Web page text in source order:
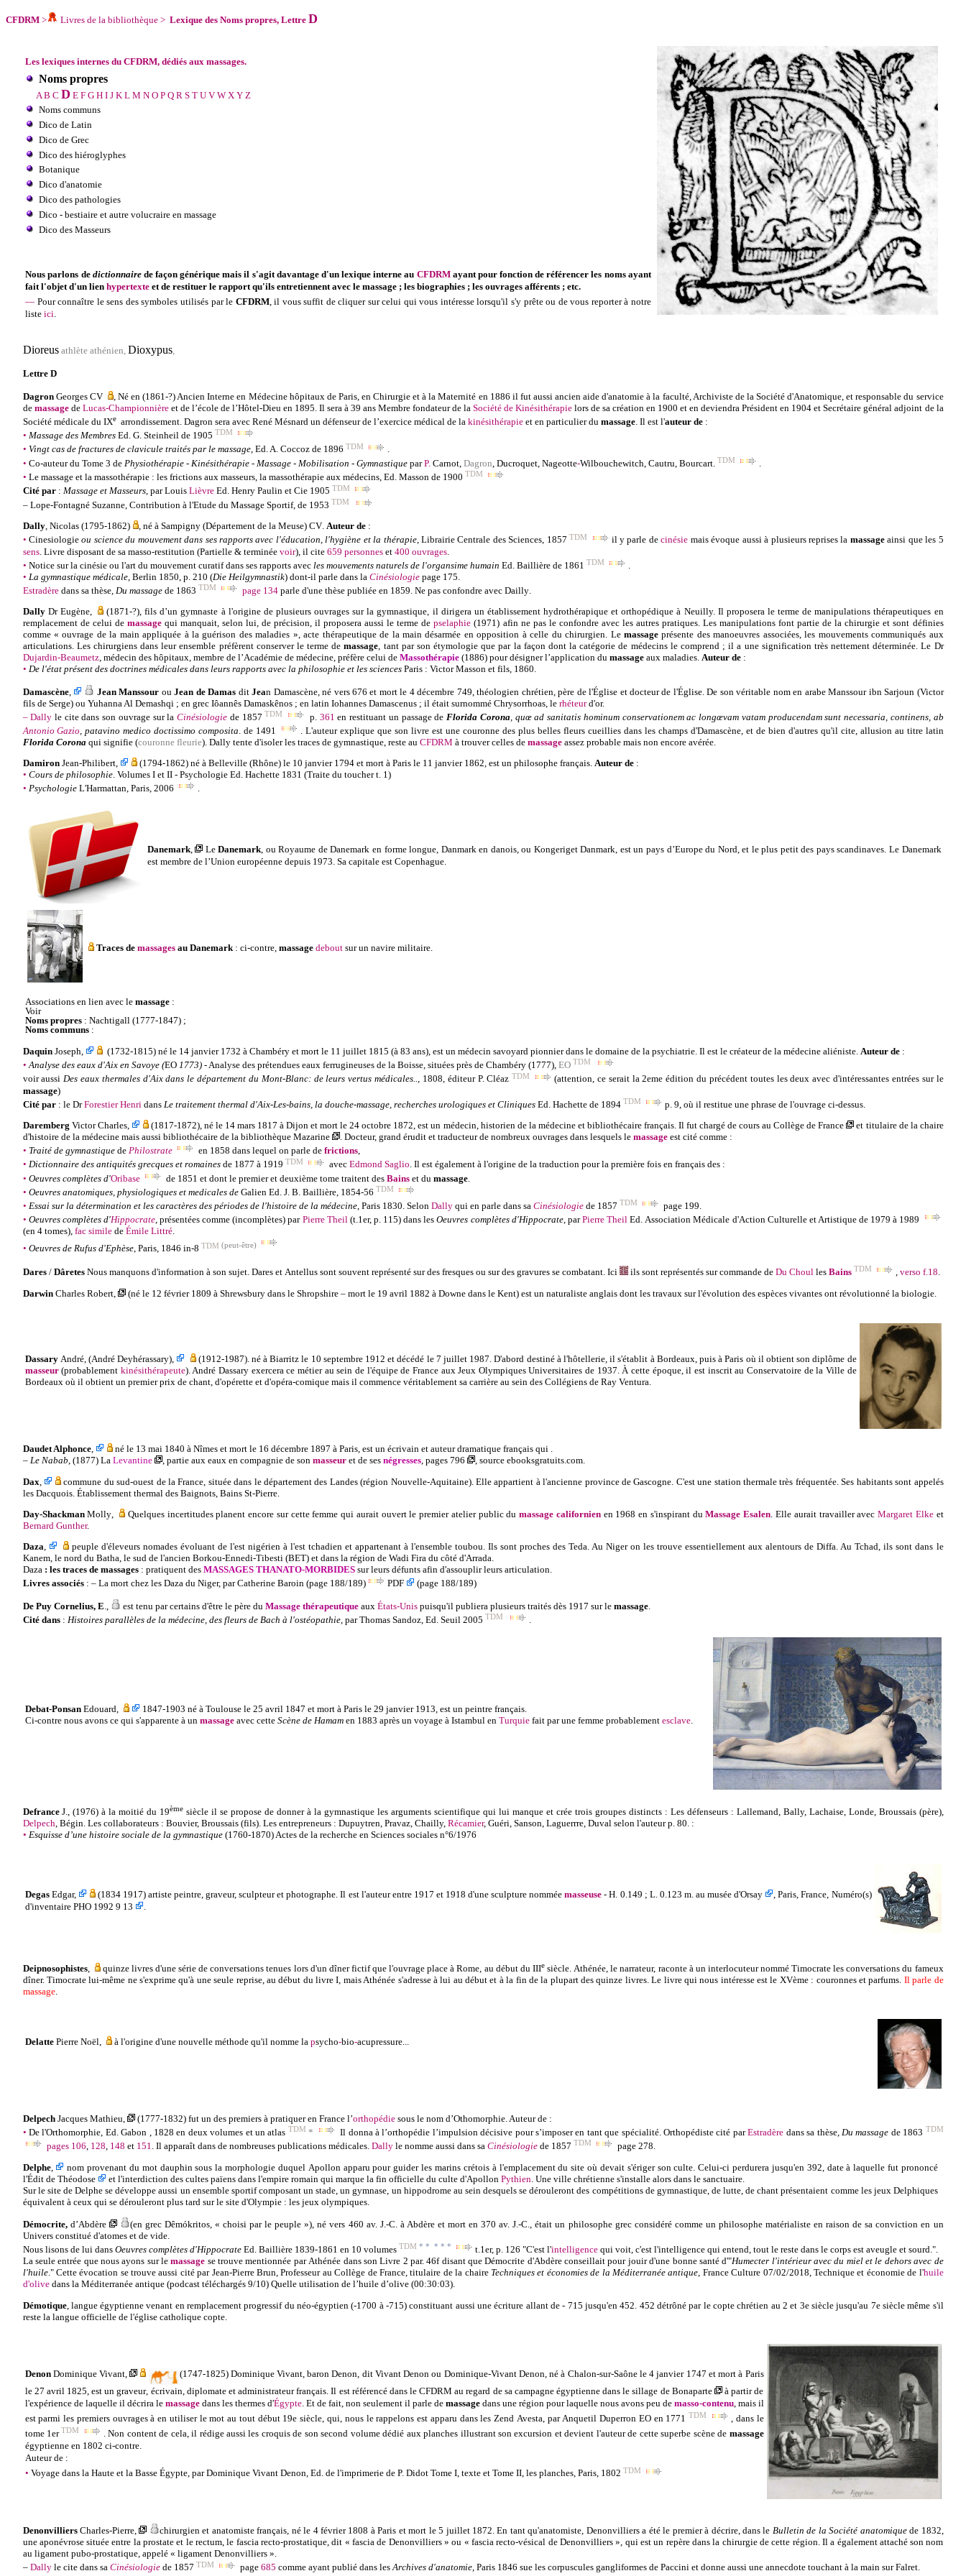
CFDRM > Livres de la bibliothèque > Lexique des Noms propres, Lettre D
Les lexiques internes du CFDRM, dédiés aux massages.
Noms propres
A B C D E F G H I J K L M N O P Q R S T U V W X Y Z
Noms communs
Dico de Latin
Dico de Grec
Dico des hiéroglyphes
Botanique
Dico d'anatomie
Dico des pathologies
Dico - bestiaire et autre volucraire en massage
Dico des Masseurs
Nous parlons de dictionnairede façon générique mais il s'agit davantage d'un lexique interne au CFDRMayant pour fonction de référencer les noms ayant
fait l'objet d'un lienhypertexte et de restituer le rapport qu'ils entretiennent avec le massage ; les biographies ; les ouvrages afférents ; etc.
— Pour connaître le sens des symboles utilisés par le CFDRM, il vous suffit de cliquer sur celui qui vous intéresse lorsqu'il s'y prête ou de vous reporter à notre
listeici.
Dioreusathlète athénien, Dioxypus,
Lettre D
Dagron Georges CV
, Né en (1861-?) Ancien Interne en Médecine hôpitaux de Paris, en Chirurgie et à la Maternité en 1886 il fut aussi ancien aide d'anatomie à la faculté, Archiviste de la Société d'Anatomique, et responsable du service
de massagede Lucas-Championnièreet de l’école de l’Hôtel-Dieu en 1895. Il sera à 39 ans Membre fondateur de laSociété de Kinésithérapie lors de sa création en 1900 et en deviendra Président en 1904 et Secrétaire général adjoint de la
Société médicale du IXearrondissement. Dagron sera avec René Mésnard un défenseur de l’exercice médical de la kinésithérapieet en particulier du massage. Il est l'auteur de:
• Massage des MembresEd. G. Steinheil de 1905 TDM
• Vingt cas de fractures de clavicule traités par le massage, Ed. A. Coccoz de 1896 TDM
.
• Co-auteur du Tome 3 de Physiothérapie - Kinésithérapie - Massage - Mobilisation - GymnastiqueparP. Carnot, Dagron , Ducroquet, Nageotte-Wilbouchewitch Cautru Bourcart. TDM
• Le massage et la massothérapie : les frictions aux masseurs, la massothérapie aux médecins, Ed. Masson de 1900 TDM
Cité par: Massage et Masseurs, parLouisLièvreEd. Henry Paulin et Cie 1905 TDM
– Lope-Fontagné Suzanne, Contribution à l'Etude du Massage Sportif, de 1953 TDM
Dally, Nicolas (1795-1862) , né à Sampigny (Département de la Meuse) CV. Auteur de:
• Cinesiologieou science du mouvement dans ses rapports avec l'éducation, l'hygiène et la thérapie, Librairie Centrale des Sciences, 1857 TDM il y parle decinésie mais évoque aussi à plusieurs reprises la massageainsi que les 5
sens. Livre disposant de sa masso-restitution (Partielle & terminée voir), il cite 659 personneset 400 ouvrages.
• Notice sur la cinésie ou l'art du mouvement curatif dans ses rapports avec les mouvements naturels de l'organsime humain Ed. Baillière de 1861 TDM
• La gymnastique médicale, Berlin 1850, p. 210 (Die Heilgymnastik) dont-il parle dans la Cinésiologiepage 175.
Estradèredans sa thèse, Du massagede 1863 TDM page 134parle d'une thèse publiée en 1859. Ne pas confondre avec Dailly.
DallyDr Eugène,
(1871-?), fils d’un gymnaste à l'origine de plusieurs ouvrages sur la gymnastique, il dirigera un établissement hydrothérapique et orthopédique à Neuilly. Il proposera le terme de manipulations thérapeutiques en
remplacement de celui de massagequi manquait, selon lui, de précision, il proposera aussi le terme depselaphie (1971) afin ne pas le confondre avec les autres pratiques. Les manipulations font partie de la chirurgie et sont définies
comme « ouvrage de la main appliquée à la guérison des maladies », acte thérapeutique de la main désarmée en opposition à celle du chirurgien. Le massageprésente des manoeuvres associées, les mouvements communiqués aux
articulations. Les chirurgiens dans leur ensemble préfèrent conserver le terme demassage, tant par son étymologie que par la façon dont la catégorie de médecins le comprend ; il a une signification très nettement déterminée. Le Dr
Dujardin-Beaumetz, médecin des hôpitaux, membre de l’Académie de médecine, préfère celui de Massothérapie(1886) pour désigner l’application du massageaux maladies. Auteur de:
• De l'état présent des doctrines médicales dans leurs rapports avec la philosophie et les sciencesParis : Victor Masson et fils, 1860.
Damascène, Jean Manssour ouJean de Damas ditJean Damascène, né vers 676 et mort le 4 décembre 749, théologien chrétien, père de l'Église et docteur de l'Église. De son véritable nom en arabe Manssour ibn Sarjoun (Victor
fils de Serge) ou Yuhanna Al Demashqi ; en grec Iôannês Damaskênos ; en latin Iohannes Damascenus ; il était surnommé Chrysorrhoas, le rhéteurd'or.
– Dally le citedans son ouvrage sur laCinésiologie de 1857 TDM p. 361 en restituant un passage deFlorida Corona, quœ ad sanitatis hominum conservationem ac longœvam vatam producendam sunt necessaria, continens, ab
Antonio Gazio, patavino medico doctissimo composita. de 1491 . L'auteur explique que son livre est une couronne des plus belles fleurs cueillies dans les champs d'Damascène, et de bien d'autres qu'il cite, allusion au titre latin
Florida Coronaqui signifie (couronne fleurie). Dally tente d'isoler les traces de gymnastique, reste au CFDRM à trouver celles de massageassez probable mais non encore avérée.
Damiron Jean-Philibert, (1794-1862) né àBelleville (Rhône) le 10 janvier 1794 et mort à Paris le 11 janvier 1862, est un philosophe français. Auteur de:
• Cours de philosophie. Volumes I et II - Psychologie Ed. Hachette 1831 (Traite du toucher t. 1)
• PsychologieL'Harmattan, Paris, 2006 .
Danemark, LeDanemark , ouRoyaume de Danemark en forme longue, Danmark en danois, ou Kongeriget Danmark, est un pays d’Europe du Nord, et le plus petit des pays scandinaves. Le Danemark
est membre de l’Union européenne depuis 1973. Sa capitale est Copenhague.
Traces de massagesau Danemark : ci-contre, massage deboutsur un navire militaire.
Associations en lien avec le massage:
Voir
Noms propres: Nachtigall (1777-1847) ;
Noms communs:
Daquin Joseph, (1732-1815) né le 14 janvier 1732 à Chambéry et mort le 11 juillet 1815 (à 83 ans), est un médecin savoyard pionnier dans le domaine de la psychiatrie. Il est le créateur de la médecine aliéniste. Auteur de :
• Analyse des eaux d'Aix en Savoye (EO 1773)- Analyse des prétendues eaux ferrugineuses de la Boisse, situées près de Chambéry (1777), EO TDM
voir aussiDes eaux thermales d'Aix dans le département du Mont-Blanc: de leurs vertus médicales.., 1808, éditeur P. Cléaz TDM
(attention, ce serait la 2eme édition du précédent toutes les deux avec d'intéressantes entrées sur le
massage)
Cité par: le DrForestier Henridans Le traitement thermal d'Aix-Les-bains, la douche-massage, recherches urologiques et CliniquesEd. Hachette de 1894 TDM
p. 9, où il restitue une phrase de l'ouvrage ci-dessus.
Daremberg VictorCharles, (1817-1872), né le 14 mars 1817 à Dijon et mort le 24 octobre 1872, est un médecin, historien de la médecine et bibliothécaire français. Il fut chargé de cours auCollège de France
et titulaire de la chaire
d'histoire de la médecinemais aussi bibliothécaire de la bibliothèque Mazarine . Docteur, grand érudit et traducteur de nombreux ouvrages dans lesquels le massageest cité comme :
• Traité de gymnastiquede Philostrate en 1858 dans lequel on parle de frictions,
• Dictionnaire des antiquités grecques et romainesde 1877 à 1919 TDM avec Edmond Saglio. Il est également à l'origine de la traduction pour la première fois en français des :
• Oeuvres complètes d'Oribase de 1851 et dont le premier et deuxième tome traitent des Bainset du massage.
• Oeuvres anatomiques, physiologiques et medicales de GalienEd. J. B. Baillière, 1854-56 TDM
• Essai sur la détermination et les caractères des périodes de l'histoire de la médecine, Paris 1830. Selon Dallyqui en parle dans sa Cinésiologiede 1857 TDM page 199.
• Oeuvres complètes d'Hippocrate, présentées comme (incomplètes) par Pierre Theil(t.1er, p. 115)dans lesOeuvres complètes d'Hippocrate, parPierre Theil Ed.Association Médicale d'Action Culturelle et Artistique de 1979 à 1989
(en 4 tomes), fac similede Émile Littré.
• Oeuvres de Rufus d'Ephèse, Paris, 1846 in-8 TDM (peut-être)
Dares/ DâretesNous manquons d'information à son sujet. Dares et Antellussont souvent représenté sur des fresques ou sur des gravures se combatant. Ici ils sont représentés sur commande de Du Choulles Bains TDM , verso f.18.
Darwin Charles Robert, (né le 12 février 1809 à Shrewsbury dans le Shropshire – mort le 19 avril 1882 à Downe dans le Kent) est un naturaliste anglais dont les travaux sur l'évolution des espèces vivantes ont révolutionné la biologie.
Dassary André, (André Deyhérassary), (1912-1987). né à Biarritz le 10 septembre 1912 et décédé le 7 juillet 1987. D'abord destiné à l'hôtellerie, ils'établit à Bordeaux, puis à Paris où il obtient son diplôme de
masseur(probablement kinésithérapeute). André Dassary exercera ce métier au sein de l'équipe de France aux Jeux Olympiques Universitaires de 1937. À cette époque, il est inscrit au Conservatoire de la Ville de
Bordeaux où il obtient un premier prix de chant, d'opérette et d'opéra-comique mais il commence véritablement sa carrière au sein des Collégiens de Ray Ventura.
Daudet Alphonce,
né le 13 mai 1840 à Nîmes et mort le 16 décembre 1897 à Paris, est un écrivain et auteur dramatique français qui .
– Le Nabab, (1877) La Levantine , partie aux eaux en compagnie de son masseuret de ses négresses, pages 796 , source ebooksgratuits.com.
Dax
commune du sud-ouest de la France, située dans le département des Landes (région Nouvelle-Aquitaine). Elle appartient à l'ancienne province de Gascogne. C'est une station thermale très fréquentée. Ses habitants sont appelés
les Dacquois. Établissement thermal des Baignots, Bains St-Pierre.
Day-Shackman Molly, Quelques incertitudes planent encore sur cette femme qui aurait ouvert le premier atelier public dumassage californienen 1968 en s'inspirant duMassage Esalen. Elle aurait travailler avecMargaret Elkeet
Bernard Gunther.
Daza, peuple d'éleveurs nomades évoluant de l'est nigérien à l'est tchadien et appartenant à l'ensemble toubou. Ils sont proches des Teda. Au Niger on les trouve essentiellement aux alentours de Diffa. Au Tchad, ils sont dans le
Kanem, le nord du Batha, le sud de l'ancien Borkou-Ennedi-Tibesti (BET) et dans la région de Wadi Fira du côté d'Arrada.
Daza: les traces de massages: pratiquent des MASSAGES THANATO-MORBIDESsur leurs défunts afin d'assouplir leurs articulation.
Livres associés: – La mort chez les Daza du Niger, par Catherine Baroin (page 188/189) PDF (page 188/189)
De Puy Cornelius, E est tenu par certains d'être le père du Massage thérapeutiqueaux États-Unispuisqu'il publiera plusieurs traités dès 1917 sur lemassage.
Cité dans: Histoires parallèles de la médecine, des fleurs de Bach à l'ostéopathie, par Thomas Sandoz, Ed. Seuil 2005 TDM .
Debat-PonsanEdouard 1847-1903 né à Toulouse le 25 avril 1847 et mort à Paris le 29 janvier 1913, est un peintre français.
Ci-contre nous avons ce qui s'apparente à un massageavec cette Scène de Hamamen 1883 après un voyage à Istambul en Turquiefait par une femme probablement esclave.
DefranceJ., (1976) à la moitié du 19ème siècle il se propose de donner à la gymnastique les arguments scientifique qui lui manque et crée trois groupes distincts : Les défenseurs : Lallemand, Bally, Lachaise, Londe, Broussais(père),
Delpech, Bégin. Les collaborateurs : Bouvier, Broussais (fils). Les entrepreneurs : Dupuytren, Pravaz, Chailly, Récamier, Guéri, Sanson, Laguerrre, Duval selon l'auteur p. 80. :
• Esquisse d’une histoire sociale de la gymnastique(1760-1870) Actes de la recherche en Sciences sociales n°6/1976
Degas Edgar, (1834 1917) artiste peintre, graveur, sculpteur et photographe.Il est l'auteur entre 1917 et 1918 d'une sculpture nomméemasseuse - H. 0.149 ; L. 0.123 m. au musée d'Orsay
, Paris, France, Numéro(s)
d'inventaire PHO 1992 9 13
.
Deipnosophistes, quinze livres d'une série de conversations tenues lors d'un dîner fictif que l'ouvrage place à Rome, au début du IIIesiècle.Athénée, le narrateur, raconte à un interlocuteur nommé Timocrate les conversations du fameux
dîner. Timocrate lui-même ne s'exprime qu'à une seule reprise, au début du livre I, mais Athénée s'adresse à lui au début et à la fin de la plupart des quinze livres. Le livre qui nous intéresse est le XVème : couronnes et parfums. Il parle de
massage.
Delatte Pierre Noël à l'origine d'une nouvelle méthode qu'il nomme la psycho-bio-acupressure...
Delpech Jacques Mathieu (1777-1832) fut un des premiers à pratiquer en France l’orthopédiesous le nom d’Othomorphie. Auteur de :
• De l'Orthomorphie, Ed.Gabon , 1828 en deux volumes et un atlas TDM * Il donna à l’orthopédie l’impulsion décisive pour s’imposer en tant que spécialité. Orthopédiste cité parEstradère dans sa thèse, Du massage de 1863 TDM
pages 106, 128, 148 et 151. Il apparaît dans de nombreuses publications médicales. Dallyle nomme aussi dans sa Cinésiologie de 1857 TDM
page 278.
Delphe, nom provenant du mot dauphin sous la morphologie duquel Apollon apparu pour guider les marins crétoisà l'emplacement du site où devait s'ériger son culte. Celui-ci perdurera jusqu'en 392 , date à laquelle fut prononcé
l'Édit de Théodose et l'interdiction des cultes païensdans l'empire romain qui marque la fin officielle du culte d'Apollon Pythien . Une ville chrétienne s'installe alors dans le sanctuaire.
Sur le site de Delphe se développe aussi un ensemble sportif composant un stade, un gymnase, un hippodrome au sein desquels se dérouleront des compétitions de gymnastique, de lutte, de chant présentaient comme les jeux Delphiques
équivalent à ceux qui se dérouleront plus tard sur le site d'Olympie : les jeux olympiques.
Démocrite, d’Abdère (en grec Dêmókritos, « choisi par le peuple »), né vers 460 av. J.-C. à Abdère et mort en 370 av. J.-C., était un philosophe grec considéré comme un philosophe matérialiste en raison de sa conviction en un
Univers constitué d'atomes et de vide.
Nous lisons de lui dans Oeuvres complètes d'HippocrateEd. Baillière 1839-1861 en 10 volumes TDM * * * * * t.1er, p. 126 "C'est l'intelligencequi voit, c'est l'intelligence qui entend, tout le reste dans le corps est aveugle et sourd.".
La seule entrée que nous ayons sur lemassage se trouve mentionnée parAthénée dans son Livre 2 par. 46f disant queDémocrite d'Abdèreconseillait pour jouir d'une bonne santé d'"Humecter l'intérieur avec du miel et le dehors avec de
l'huile." Cette évocation se trouve aussi cité par Jean-Pierre Brun, Professeur au Collège de France, titulaire de la chaire Techniques et économies de la Méditerranée antique, France Culture 07/02/2018, Technique et économie de l'huile
d'olivedans la Méditerranée antique (podcast téléchargés 9/10) Quelle utilisation de l’huile d’olive(00:30:03).
Démotique, langue égyptienne venant en remplacement progressif du néo-égyptien (-1700 à-715)constituant aussi une écriture allant de- 715 jusqu'en 452. 452 détrôné par le copte chrétien au 2 et 3e siècle jusqu'au 7e siècle même s'il
reste la langue officielle de l'église catholique copte.
Denon Dominique Vivant, (1747-1825) Dominique Vivant, baron Denon, dit Vivant Denon ou Dominique-Vivant Denon, né à Chalon-sur-Saônele 4 janvier 1747 et mort à Paris
le 27 avril 1825, est ungraveur, écrivain diplomateetadministrateur français . Il est référencé dans le CFDRM au regard de sa campagne égyptienne dans le sillage de Bonaparte
à partir de
l'expérience de laquelle il décrira le massagedans les thermes d'Égypte. Et de fait, non seulement il parle de massagedans une région pour laquelle nous avons peu de masso-contenu, mais il
est parmi les premiers ouvrages à en utiliser le mot au tout début 19e siècle, qui, nous le rappelons est apparu dans les Zend Avesta , par Anquetil Duperron EOen 1771 TDM
, dans le
tome 1er TDM . Non content de cela, il rédige aussi les croquis de son second volume dédié aux planches illustrant son excursion et devient l'auteur de cette superbe scène de massage
égyptienne en 1802 ci-contre.
Auteur de :
• Voyage dans la Haute et la Basse Égypte, par Dominique Vivant Denon, Ed. de l'imprimerie de P. Didot Tome I, texte et Tome II, les planches, Paris, 1802 TDM
DenonvilliersCharles-Pierre, chirurgien et anatomiste français, né le 4 février 1808 à Paris et mort le 5 juillet 1872. En tant qu'anatomiste, Denonvilliers a été le premier à décrire, dans le Bulletin de la Société anatomiquede 1832,
une aponévrose située entre la prostate et le rectum, le fascia recto-prostatique, dit « fascia de Denonvilliers » ou « fascia recto-vésical de Denonvilliers », qui est un repère dans la chirurgie de cette région. Il a également attaché son nom
au ligament pubo-prostatique, appelé « ligament Denonvilliers ».
– Dallyle cite dans sa Cinésiologiede 1857 TDM page 685 comme ayant publié dans lesArchives d'anatomie, Paris 1846 sue les corpusculesgangliformes de Pacciniet donne aussi une annecdote touchant à la mainsurFalret.